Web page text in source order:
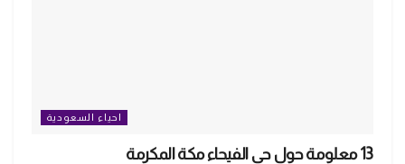
احياء السعودية
13 معلومة حول حي الفيحاء مكة المكرمة